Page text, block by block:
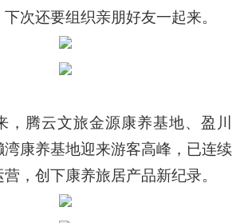
次还要组织亲朋好友一起来。
，腾云文旅金源康养基地、盈川
湾康养基地迎来游客高峰，已连续
，创下康养旅居产品新纪录。